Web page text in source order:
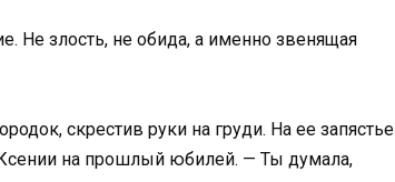
Не злость, не обида, а именно звенящая
скрестив руки на груди. На ее запястье
на прошлый юбилей. — Ты думала,